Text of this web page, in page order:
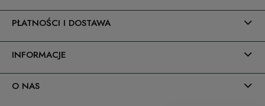
PŁATNOŚCI I DOSTAWA
INFORMACJE
O NAS